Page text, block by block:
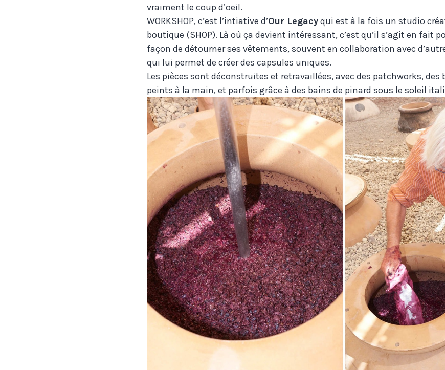
vraiment le coup d’oeil.
WORKSHOP, c’est l’intiative d’Our Legacyqui est à la fois un studio
boutique (SHOP). Là où ça devient intéressant, c’est qu’il s’agit en fait
façon de détourner ses vêtements, souvent en collaboration avec
qui lui permet de créer des capsules uniques.
Les pièces sont déconstruites et retravaillées, avec des patchworks, des
peints à la main, et parfois grâce à des bains de pinard sous le soleil